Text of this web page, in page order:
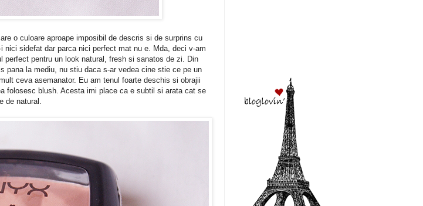
o culoare aproape imposibil de descris si de surprins cu
sidefat dar parca nici perfect mat nu e. Mda, deci v-am
pentru un look natural, fresh si sanatos de zi. Din
pana la mediu, nu stiu daca s-ar vedea cine stie ce pe un
ceva asemanator. Eu am tenul foarte deschis si obrajii
folosesc blush. Acesta imi place ca e subtil si arata cat se
de natural.